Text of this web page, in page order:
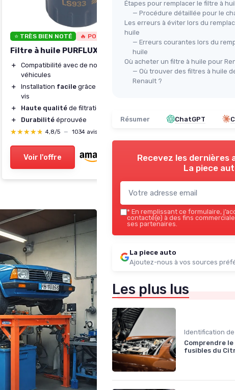
⭐ TRÈS BIEN NOTÉ 🔥 POPULAIRE
Filtre à huile PURFLUX LS933
＋
Compatibilité avec de nombreux
véhicules
＋
Installation facile grâce au design à
vis
＋
Haute qualité de filtration
＋
Durabilité éprouvée
★★★★★
★★★★★ 4,8/5 — 1034 avis
Voir l'offre
⭐ TRÈS BIEN NOTÉ
Filtre à huile
＋ Durabilité et
Voir l'offre
Étapes pour remplacer le filtre à
— Procédure détaillée pour le
Les erreurs à éviter lors du
huile
— Erreurs courantes lors du
huile
Où acheter un filtre à huile pour
— Où trouver des filtres à huile
Renault ?
Résumer ChatGPT
Recevez les dernières
La piece
* En remplissant ce formulaire,
contacté(e) à des fins
ses partenaires.
La piece auto
Ajoutez-nous à vos sources
Les plus lus
Comprendre
fusibles du